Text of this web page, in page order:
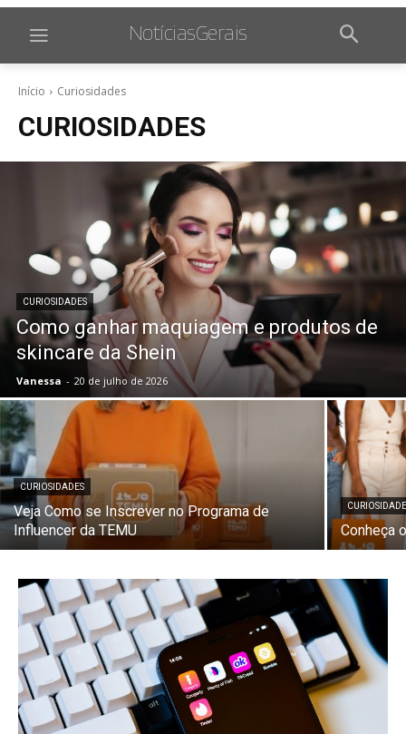
NotíciasGerais
Início Curiosidades
CURIOSIDADES
CURIOSIDADES
Como ganhar maquiagem e produtos de
skincare da Shein
Vanessa - 20 de julho de 2026
CURIOSIDADES
Veja Como se Inscrever no Programa de
Influencer da TEMU
Conheça